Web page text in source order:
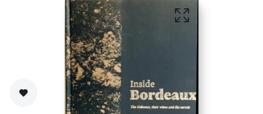
Zet op verlanglijst